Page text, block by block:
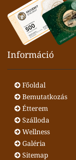
Információ
Főoldal
Bemutatkozás
Étterem
Szálloda
Wellness
Galéria
Sitemap